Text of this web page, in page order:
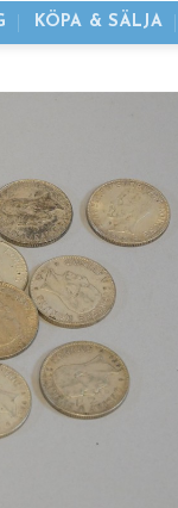
KÖPA & SÄLJA